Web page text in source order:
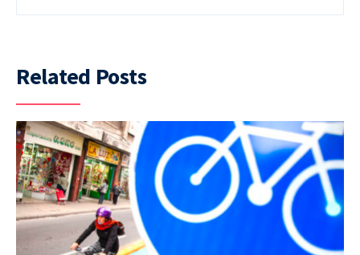
Related Posts